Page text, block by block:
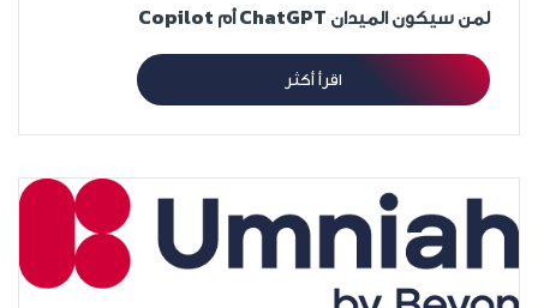
لمن سيكون الميدان ChatGPT أم Copilot
اقرأ أكثر